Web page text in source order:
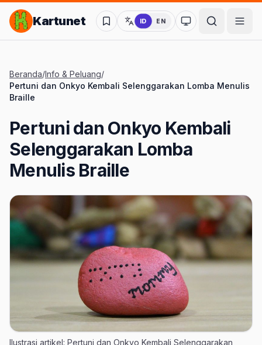
Lompat ke Konten Utama
Kartunet ID EN
Ubah ke mode
Beranda/Info & Peluang/
Pertuni dan Onkyo Kembali Selenggarakan Lomba Menulis
Braille
Pertuni dan Onkyo Kembali
Selenggarakan Lomba
Menulis Braille
Ilustrasi artikel: Pertuni dan Onkyo Kembali Selenggarakan